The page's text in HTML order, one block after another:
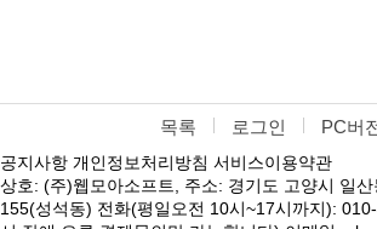
목록 로그인 PC버
공지사항 개인정보처리방침 서비스이용약관
상호: (주)웹모아소프트, 주소: 경기도 고양시 일
155(성석동) 전화(평일오전 10시~17시까지):